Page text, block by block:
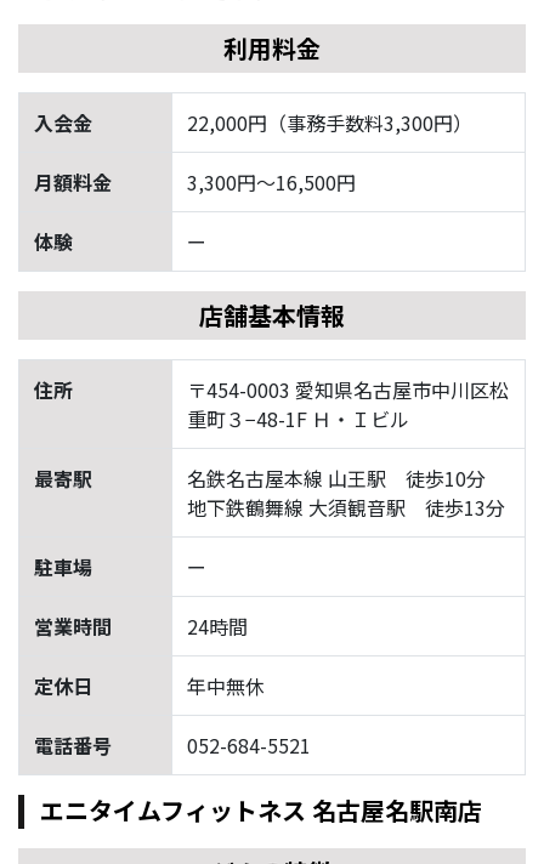
利用料金
入会金 22,000円（事務手数料3,300円）
月額料金 3,300円〜16,500円
体験 ー
店舗基本情報
住所
〒454-0003 愛知県名古屋市中川区松
重町３−48-1F Ｈ・Ｉビル
最寄駅
名鉄名古屋本線 山王駅 徒歩10分
地下鉄鶴舞線 大須観音駅 徒歩13分
駐車場 ー
営業時間 24時間
定休日 年中無休
電話番号 052-684-5521
エニタイムフィットネス 名古屋名駅南店